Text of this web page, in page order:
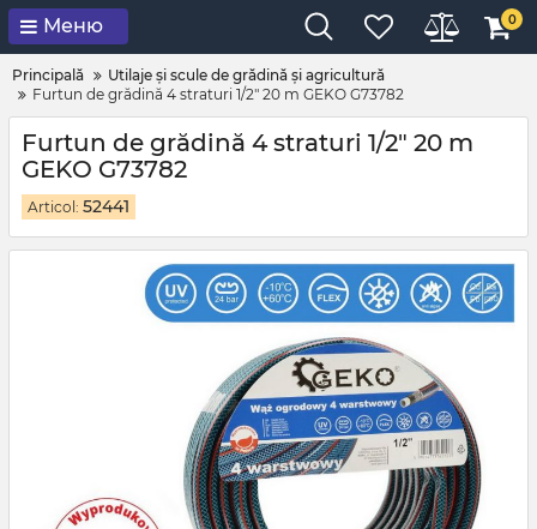
Меню 0
Principală
Utilaje și scule de grădină și agricultură
Furtun de grădină 4 straturi 1/2" 20 m GEKO G73782
Furtun de grădină 4 straturi 1/2" 20 m
GEKO G73782
Articol: 52441